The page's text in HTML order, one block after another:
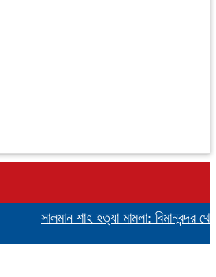
সালমান শাহ হত্যা মামলা: বিমানবন্দর